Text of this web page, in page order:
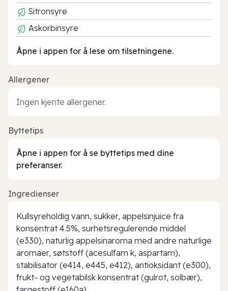
Sitronsyre
Askorbinsyre
Åpne i appen for å lese om tilsetningene.
Allergener
Ingen kjente allergener.
Byttetips
Åpne i appen for å se byttetips med dine
preferanser.
Ingredienser
Kullsyreholdig vann, sukker, appelsinjuice fra
konsentrat 4.5%, surhetsregulerende middel
(e330), naturlig appelsinaroma med andre naturlige
aromaer, søtstoff (acesulfam k, aspartam),
stabilisator (e414, e445, e412), antioksidant (e300),
frukt- og vegetabilsk konsentrat (gulrot, solbær),